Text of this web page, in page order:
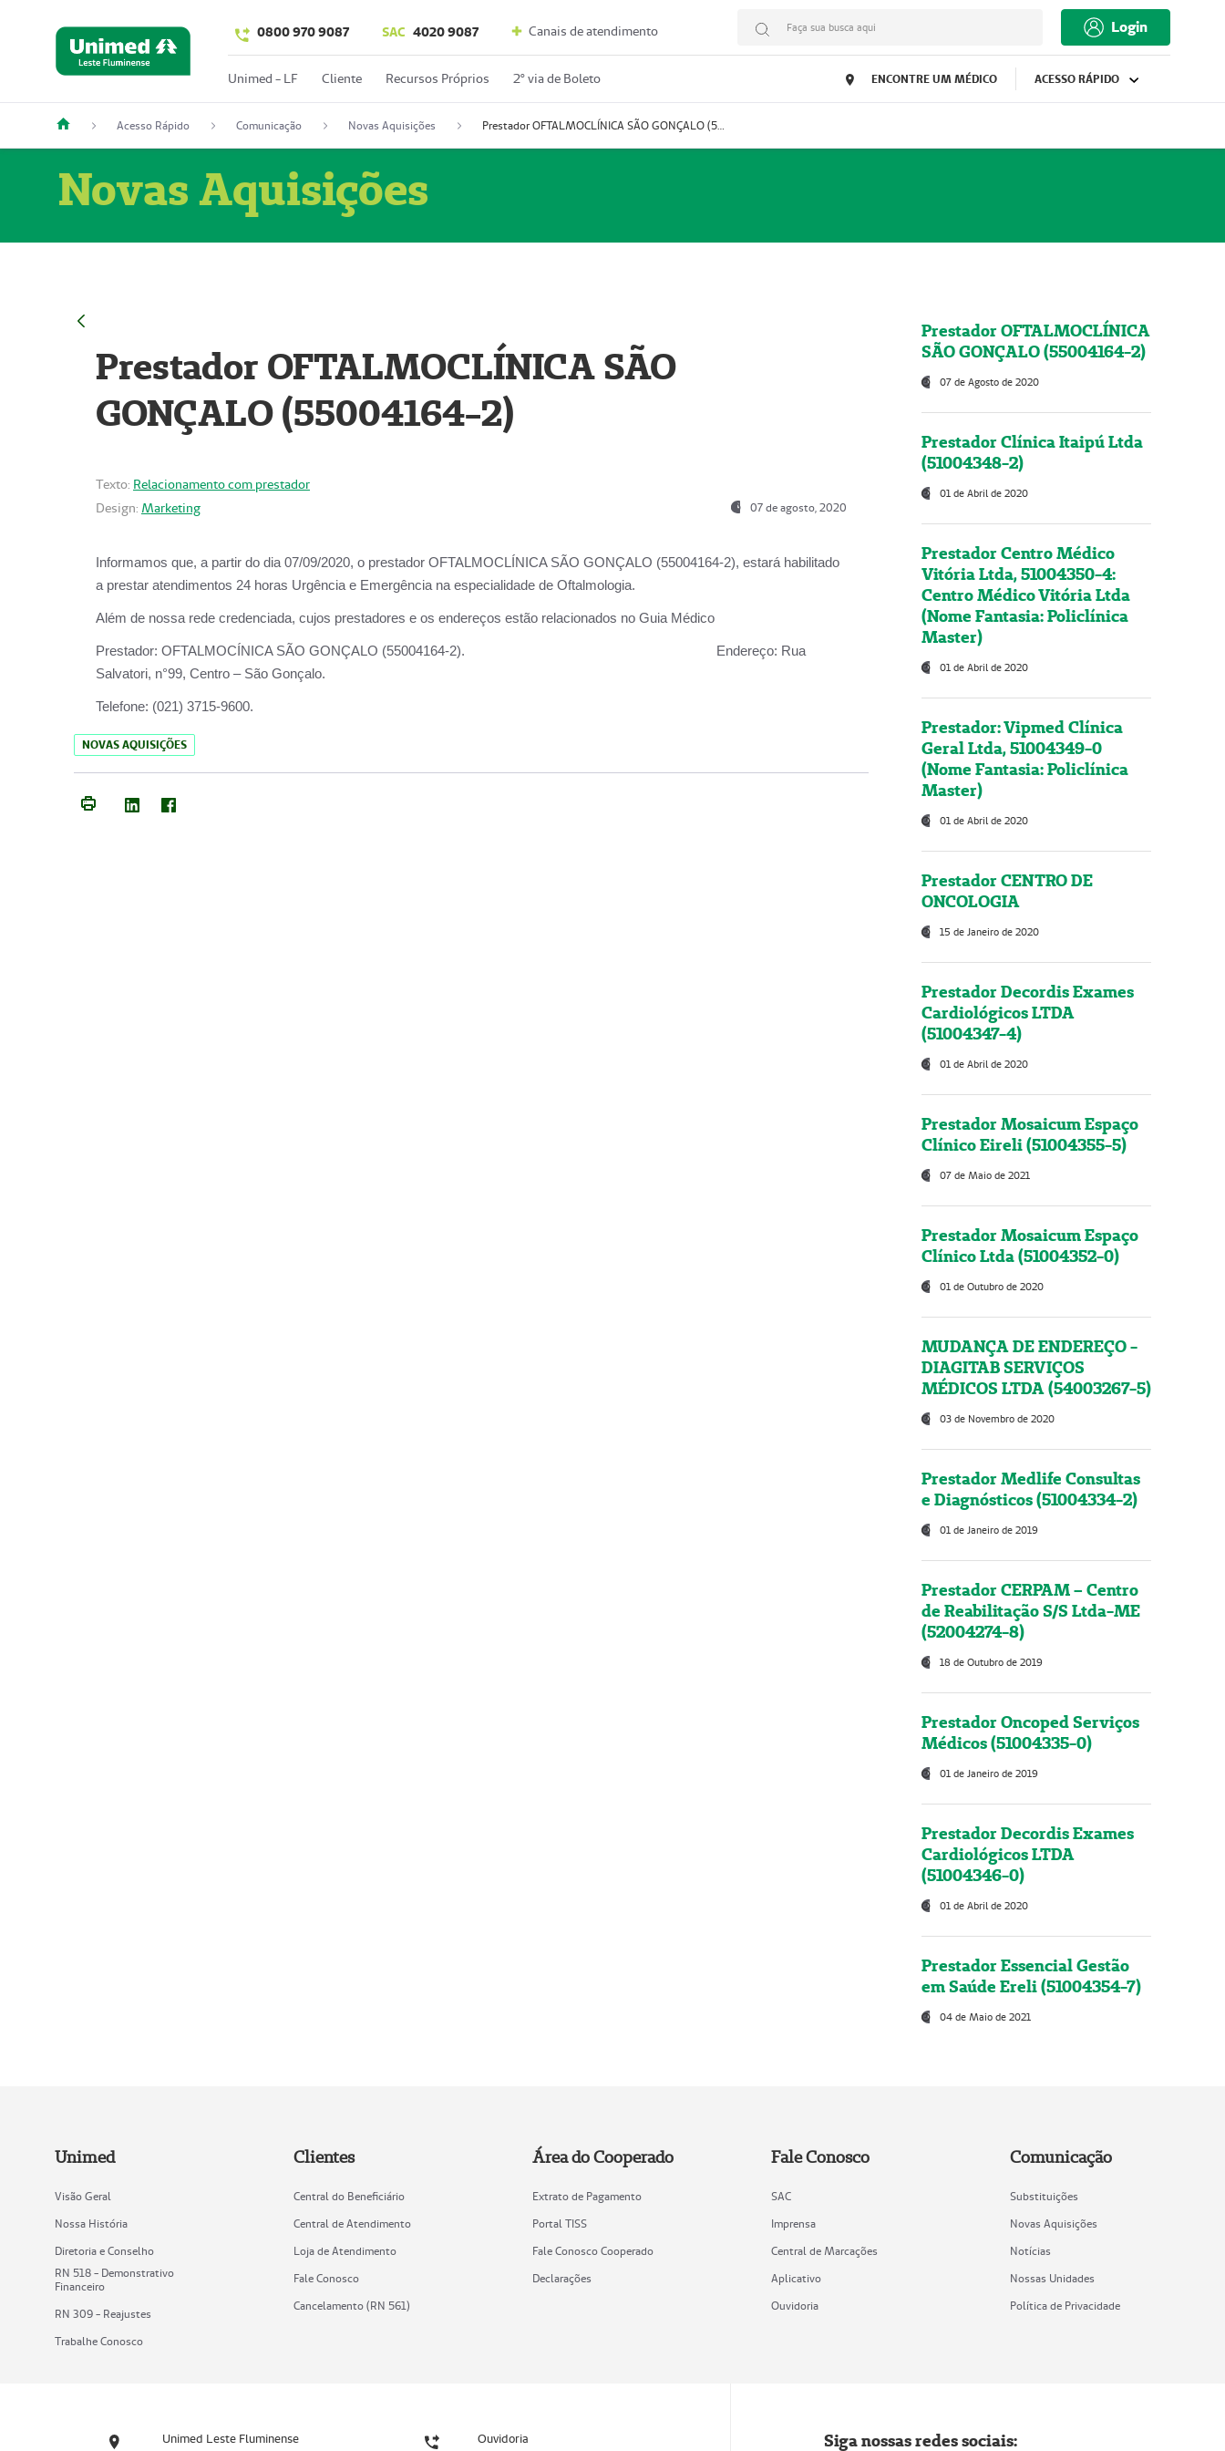
0800 970 9087 SAC 4020 9087 Canais de atendimento Faça sua busca aqui Login
Unimed - LF Cliente Recursos Próprios 2º via de Boleto ENCONTRE UM MÉDICO ACESSO RÁPIDO
Acesso Rápido Comunicação Novas Aquisições Prestador OFTALMOCLÍNICA SÃO GONÇALO (55004164-2)
Novas Aquisições
Prestador OFTALMOCLÍNICA SÃO
GONÇALO (55004164-2)
Texto: Relacionamento com prestador
Design: Marketing 07 de agosto, 2020
Informamos que, a partir do dia 07/09/2020, o prestador OFTALMOCLÍNICA SÃO GONÇALO (55004164-2), estará habilitado
a prestar atendimentos 24 horas Urgência e Emergência na especialidade de Oftalmologia.
Além de nossa rede credenciada, cujos prestadores e os endereços estão relacionados no Guia Médico
Prestador: OFTALMOCÍNICA SÃO GONÇALO (55004164-2). Endereço: Rua
Salvatori, n°99, Centro – São Gonçalo.
Telefone: (021) 3715-9600.
NOVAS AQUISIÇÕES
Prestador OFTALMOCLÍNICA
SÃO GONÇALO (55004164-2)
07 de Agosto de 2020
Prestador Clínica Itaipú Ltda
(51004348-2)
01 de Abril de 2020
Prestador Centro Médico
Vitória Ltda, 51004350-4:
Centro Médico Vitória Ltda
(Nome Fantasia: Policlínica
Master)
01 de Abril de 2020
Prestador: Vipmed Clínica
Geral Ltda, 51004349-0
(Nome Fantasia: Policlínica
Master)
01 de Abril de 2020
Prestador CENTRO DE
ONCOLOGIA
15 de Janeiro de 2020
Prestador Decordis Exames
Cardiológicos LTDA
(51004347-4)
01 de Abril de 2020
Prestador Mosaicum Espaço
Clínico Eireli (51004355-5)
07 de Maio de 2021
Prestador Mosaicum Espaço
Clínico Ltda (51004352-0)
01 de Outubro de 2020
MUDANÇA DE ENDEREÇO -
DIAGITAB SERVIÇOS
MÉDICOS LTDA (54003267-5)
03 de Novembro de 2020
Prestador Medlife Consultas
e Diagnósticos (51004334-2)
01 de Janeiro de 2019
Prestador CERPAM – Centro
de Reabilitação S/S Ltda-ME
(52004274-8)
18 de Outubro de 2019
Prestador Oncoped Serviços
Médicos (51004335-0)
01 de Janeiro de 2019
Prestador Decordis Exames
Cardiológicos LTDA
(51004346-0)
01 de Abril de 2020
Prestador Essencial Gestão
em Saúde Ereli (51004354-7)
04 de Maio de 2021
Unimed
Visão Geral
Nossa História
Diretoria e Conselho
RN 518 - Demonstrativo
Financeiro
RN 309 - Reajustes
Trabalhe Conosco
Clientes
Central do Beneficiário
Central de Atendimento
Loja de Atendimento
Fale Conosco
Cancelamento (RN 561)
Área do Cooperado
Extrato de Pagamento
Portal TISS
Fale Conosco Cooperado
Declarações
Fale Conosco
SAC
Imprensa
Central de Marcações
Aplicativo
Ouvidoria
Comunicação
Substituições
Novas Aquisições
Notícias
Nossas Unidades
Política de Privacidade
Unimed Leste Fluminense Ouvidoria Siga nossas redes sociais: